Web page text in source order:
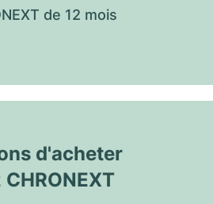
de 12 mois
d'acheter
CHRONEXT